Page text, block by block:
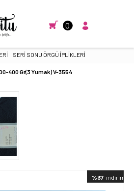
0
SERİ SONU ÖRGÜ İPLİKLERİ
400 Gr(3 Yumak) V-3554
%37 indirimli